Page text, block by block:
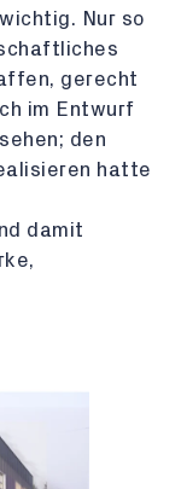
Nur so
gerecht
im Entwurf
den
hatte
damit